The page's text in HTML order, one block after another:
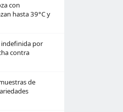
con
hasta 39°C y
indefinida por
contra
de